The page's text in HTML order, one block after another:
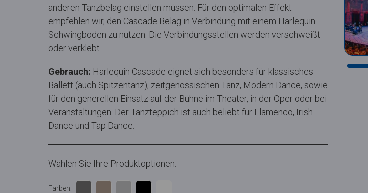
anderen Tanzbelag einstellen müssen. Für den optimalen Effekt
empfehlen wir, den Cascade Belag in Verbindung mit einem Harlequin
Schwingboden zu nutzen. Die Verbindungsstellen werden verschweißt
oder verklebt.
Gebrauch: Harlequin Cascade eignet sich besonders für klassisches
Ballett (auch Spitzentanz), zeitgenössischen Tanz, Modern Dance, sowie
für den generellen Einsatz auf der Bühne im Theater, in der Oper oder bei
Veranstaltungen. Der Tanzteppich ist auch beliebt für Flamenco, Irish
Dance und Tap Dance.
Wählen Sie Ihre Produktoptionen:
Farben: